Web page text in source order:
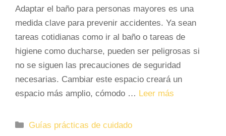
Adaptar el baño para personas mayores es una
medida clave para prevenir accidentes. Ya sean
tareas cotidianas como ir al baño o tareas de
higiene como ducharse, pueden ser peligrosas si
no se siguen las precauciones de seguridad
necesarias. Cambiar este espacio creará un
espacio más amplio, cómodo … Leer más
Categorías
Guías prácticas de cuidado